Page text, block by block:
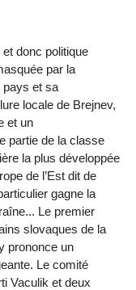
donc politique
par la
pays et sa
locale de Brejnev,
et un
partie de la classe
la plus développée
de l’Est dit de
gagne la
Le premier
slovaques de la
prononce un
Le comité
Vaculik et deux